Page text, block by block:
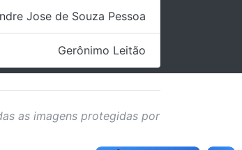
Jose de Souza Pessoa
Gerônimo Leitão
as imagens protegidas por